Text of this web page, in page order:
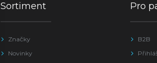
Sortiment
Značky
Novinky
Pro
B2B